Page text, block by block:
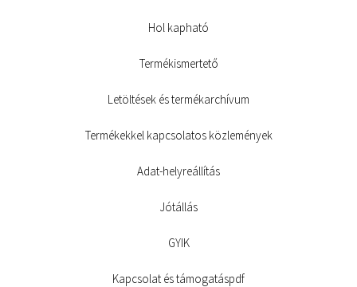
Hol kapható
Termékismertető
Letöltések és termékarchívum
Termékekkel kapcsolatos közlemények
Adat-helyreállítás
Jótállás
GYIK
Kapcsolat és támogatáspdf